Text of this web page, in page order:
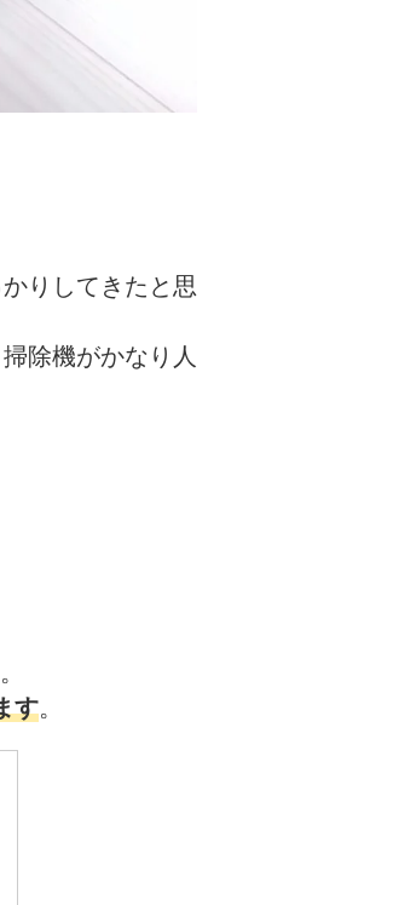
りしてきたと思
除機がかなり人
す。